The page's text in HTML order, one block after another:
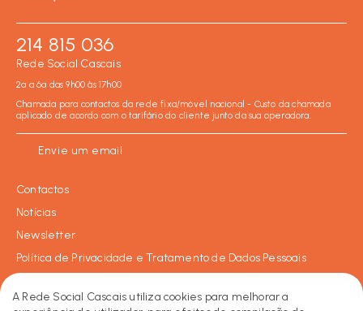
214 815 036
Rede Social Cascais
2ª a 6ª das 9h00 às 17h00
Chamada para contactos da rede fixa/móvel nacional - Custo da chamada
aplicado de acordo com o tarifário do cliente junto da sua operadora.
Envie um email
Contactos
Notícias
Newsletter
Política de Privacidade e Tratamento de Dados Pessoais
A Rede Social Cascais utiliza cookies para melhorar a